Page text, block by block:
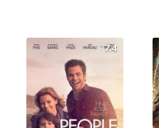
7.4